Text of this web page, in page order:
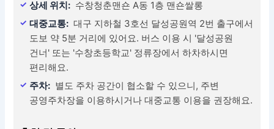
상세 위치: 수창청춘맨숀 A동 1층 맨숀쌀롱
대중교통: 대구 지하철 3호선 달성공원역 2번 출구에서
도보 약 5분 거리에 있어요. 버스 이용 시 '달성공원
건너' 또는 '수창초등학교' 정류장에서 하차하시면
편리해요.
주차: 별도 주차 공간이 협소할 수 있으니, 주변
공영주차장을 이용하시거나 대중교통 이용을 권장해요.